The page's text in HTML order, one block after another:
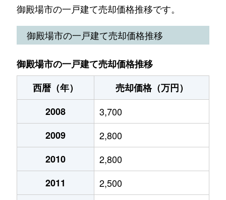
川島田
5,800万円 御殿場
徒歩16分
茱萸沢
3,700万円 御殿場
茱萸沢
4,100万円 御殿場
徒歩10分
神山
300万円 岩波
徒歩12分
神山平
1,800万円
御殿場
4,100万円 御殿場
御殿場市の一戸建て売却価格推移です。
御殿場市の一戸建て売却価格推移
御殿場市の一戸建て売却価格推移
西暦（年）
売却価格（万円）
2008
3,700
2009
2,800
2010
2,800
2011
2,500